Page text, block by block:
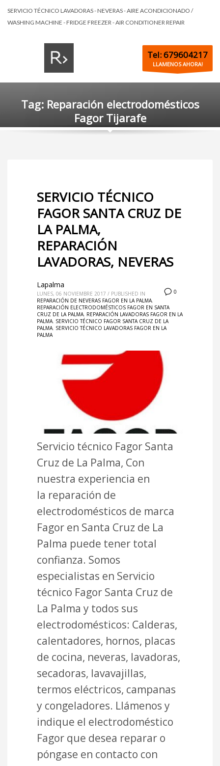
SERVICIO TÉCNICO LAVADORAS - NEVERAS - AIRE ACONDICIONADO /
WASHING MACHINE - FRIDGE FREEZER - AIR CONDITIONER REPAIR
Tel: 679604217
LLAMENOS AHORA!
Tag: Reparación electrodomésticos
Fagor Tijarafe
SERVICIO TÉCNICO
FAGOR SANTA CRUZ DE
LA PALMA,
REPARACIÓN
LAVADORAS, NEVERAS
0
Lapalma
LUNES, 06 NOVIEMBRE 2017 / PUBLISHED IN
REPARACIÓN DE NEVERAS FAGOR EN LA PALMA,
REPARACIÓN ELECTRODOMÉSTICOS FAGOR EN SANTA
CRUZ DE LA PALMA, REPARACIÓN LAVADORAS FAGOR EN LA
PALMA, SERVICIO TÉCNICO FAGOR SANTA CRUZ DE LA
PALMA, SERVICIO TÉCNICO LAVADORAS FAGOR EN LA
PALMA
Servicio técnico Fagor Santa
Cruz de La Palma, Con
nuestra experiencia en
la reparación de
electrodomésticos de marca
Fagor en Santa Cruz de La
Palma puede tener total
confianza. Somos
especialistas en Servicio
técnico Fagor Santa Cruz de
La Palma y todos sus
electrodomésticos: Calderas,
calentadores, hornos, placas
de cocina, neveras, lavadoras,
secadoras, lavavajillas,
termos eléctricos, campanas
y congeladores. Llámenos y
indique el electrodoméstico
Fagor que desea reparar o
póngase en contacto con